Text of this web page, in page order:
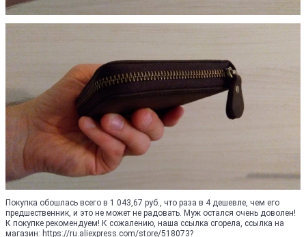
Покупка обошлась всего в 1 043,67 руб., что раза в 4 дешевле, чем его
предшественник, и это не может не радовать. Муж остался очень доволен!
К покупке рекомендуем! К сожалению, наша ссылка сгорела, ссылка на
магазин: https://ru.aliexpress.com/store/518073?